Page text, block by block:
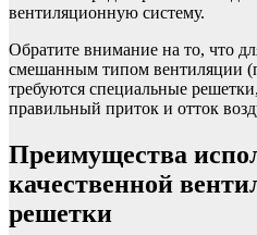
вентиляционную систему.
Обратите внимание на то, что
смешанным типом вентиляции
требуются специальные
правильный приток и отток
Преимущества
качественной
решетки